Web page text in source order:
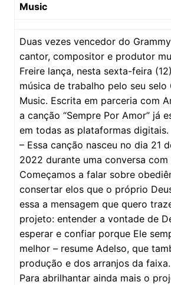
Music
Duas vezes vencedor do
cantor, compositor e produtor
Freire lança, nesta sexta-feira
música de trabalho pelo seu selo
Music. Escrita em parceria com
a canção “Sempre Por Amor” já
em todas as plataformas digitais.
– Essa canção nasceu no dia 21
2022 durante uma conversa com
Começamos a falar sobre
consertar elos que o próprio
essa a mensagem que quero
projeto: entender a vontade de
esperar e confiar porque Ele
melhor – resume Adelso, que
produção e dos arranjos da faixa.
Para abrilhantar ainda mais o